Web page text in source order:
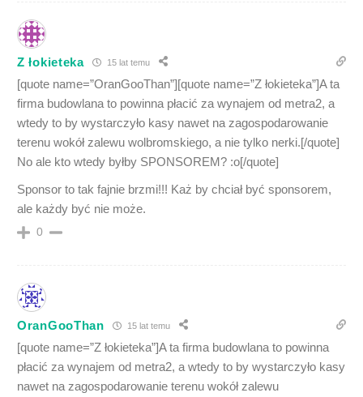
Z łokieteka 15 lat temu
[quote name=”OranGooThan”][quote name=”Z łokieteka”]A ta
firma budowlana to powinna płacić za wynajem od metra2, a
wtedy to by wystarczyło kasy nawet na zagospodarowanie
terenu wokół zalewu wolbromskiego, a nie tylko nerki.[/quote]
No ale kto wtedy byłby SPONSOREM? :o[/quote]
Sponsor to tak fajnie brzmi!!! Każ by chciał być sponsorem,
ale każdy być nie może.
0
OranGooThan 15 lat temu
[quote name=”Z łokieteka”]A ta firma budowlana to powinna
płacić za wynajem od metra2, a wtedy to by wystarczyło kasy
nawet na zagospodarowanie terenu wokół zalewu